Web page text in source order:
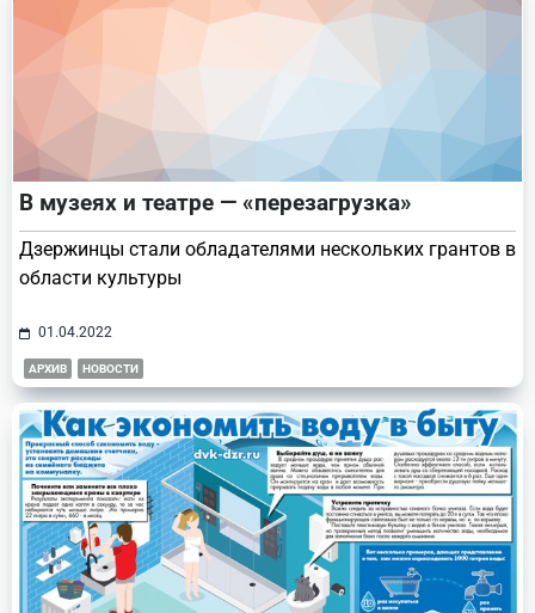
В музеях и театре — «перезагрузка»
Дзержинцы стали обладателями нескольких грантов в
области культуры
01.04.2022
АРХИВ НОВОСТИ